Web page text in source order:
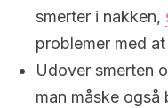
smerter i nakken,
problemer med
Udover smerten
man måske